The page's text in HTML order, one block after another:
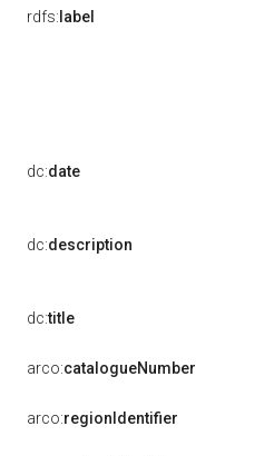
rdfs: label
dc:date
dc:description
dc:title
arco:catalogueNumber
arco:regionIdentifier